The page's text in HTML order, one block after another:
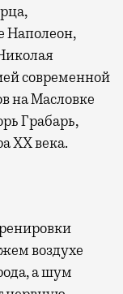
Наполеон,
современной
на Масловке
Грабарь,
XX века.
воздухе
а шум